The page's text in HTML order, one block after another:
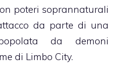
poteri soprannaturali
da parte di una
da demoni
di Limbo City.